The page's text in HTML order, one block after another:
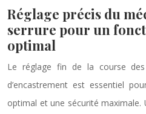
Réglage précis du
serrure pour un
optimal
Le réglage fin de la course
d’encastrement est essentiel
optimal et une sécurité maximale.